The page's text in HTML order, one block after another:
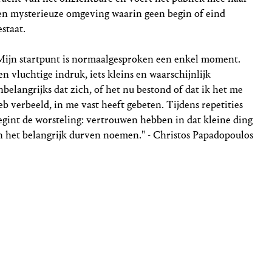
mysterieuze omgeving waarin geen begin of eind
startpunt is normaalgesproken een enkel moment.
vluchtige indruk, iets kleins en waarschijnlijk
dat zich, of het nu bestond of dat ik het me
verbeeld, in me vast heeft gebeten. Tijdens repetities
de worsteling: vertrouwen hebben in dat kleine ding
het belangrijk durven noemen." - Christos Papadopoulos